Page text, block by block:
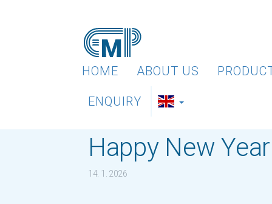
HOME ABOUT US
ENQUIRY
Happy New
14. 1. 2026